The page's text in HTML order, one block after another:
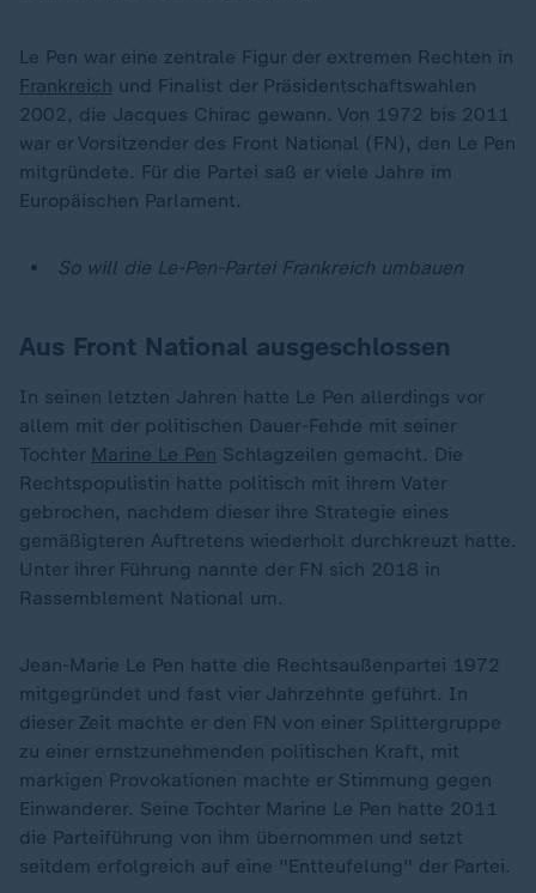
Le Pen war eine zentrale Figur der extremen Rechten in
Frankreich und Finalist der Präsidentschaftswahlen
2002, die Jacques Chirac gewann. Von 1972 bis 2011
war er Vorsitzender des Front National (FN), den Le Pen
mitgründete. Für die Partei saß er viele Jahre im
Europäischen Parlament.
So will die Le-Pen-Partei Frankreich umbauen
Aus Front National ausgeschlossen
In seinen letzten Jahren hatte Le Pen allerdings vor
allem mit der politischen Dauer-Fehde mit seiner
Tochter Marine Le Pen Schlagzeilen gemacht. Die
Rechtspopulistin hatte politisch mit ihrem Vater
gebrochen, nachdem dieser ihre Strategie eines
gemäßigteren Auftretens wiederholt durchkreuzt hatte.
Unter ihrer Führung nannte der FN sich 2018 in
Rassemblement National um.
Jean-Marie Le Pen hatte die Rechtsaußenpartei 1972
mitgegründet und fast vier Jahrzehnte geführt. In
dieser Zeit machte er den FN von einer Splittergruppe
zu einer ernstzunehmenden politischen Kraft, mit
markigen Provokationen machte er Stimmung gegen
Einwanderer. Seine Tochter Marine Le Pen hatte 2011
die Parteiführung von ihm übernommen und setzt
seitdem erfolgreich auf eine "Entteufelung" der Partei.